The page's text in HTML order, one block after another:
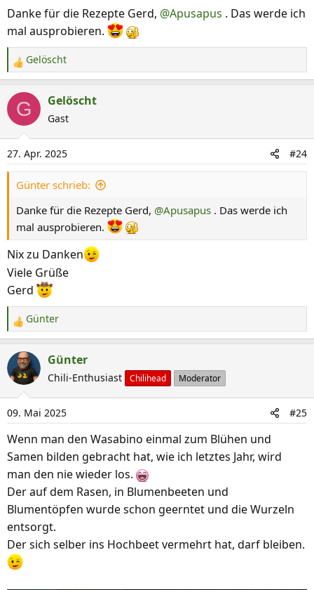
n
n
Danke für die Rezepte Gerd, @Apusapus . Das werde ich
mal ausprobieren.
R
e
a
t
i
o
n
e
n
Gelöscht
G Gelöscht
Gast
27. Apr. 2025 #24
Günter schrieb:
Danke für die Rezepte Gerd, @Apusapus . Das werde ich
mal ausprobieren.
Nix zu Danken
Viele Grüße
Gerd
R
e
a
k
t
i
o
n
e
n
:
Günter
Günter
Chili-Enthusiast Chilihead Moderator
09. Mai 2025 #25
Wenn man den Wasabino einmal zum Blühen und
Samen bilden gebracht hat, wie ich letztes Jahr, wird
man den nie wieder los.
Der auf dem Rasen, in Blumenbeeten und
Blumentöpfen wurde schon geerntet und die Wurzeln
entsorgt.
Der sich selber ins Hochbeet vermehrt hat, darf bleiben.